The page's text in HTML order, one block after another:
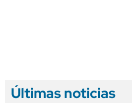
Últimas noticias